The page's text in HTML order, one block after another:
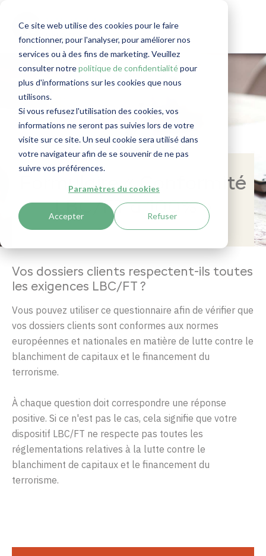
Ce site web utilise des cookies pour le faire
fonctionner, pour l'analyser, pour améliorer nos
services ou à des fins de marketing. Veuillez
consulter notrepolitique de confidentialitépour
plus d'informations sur les cookies que nous
utilisons.
Si vous refusez l'utilisation des cookies, vos
informations ne seront pas suivies lors de votre
visite sur ce site. Un seul cookie sera utilisé dans
votre navigateur afin de se souvenir de ne pas
suivre vos préférences.
Paramètres du cookies
Accepter Refuser
Formulaire « Conformité
LBC/FT à 100% »
Vos dossiers clients respectent-ils toutes
les exigences LBC/FT ?
Vous pouvez utiliser ce questionnaire afin de vérifier que
vos dossiers clients sont conformes aux normes
européennes et nationales en matière de lutte contre le
blanchiment de capitaux et le financement du
terrorisme.
À chaque question doit correspondre une réponse
positive. Si ce n'est pas le cas, cela signifie que votre
dispositif LBC/FT ne respecte pas toutes les
réglementations relatives à la lutte contre le
blanchiment de capitaux et le financement du
terrorisme.